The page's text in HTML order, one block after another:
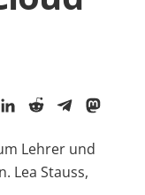
Lehrer und
Lea Stauss,